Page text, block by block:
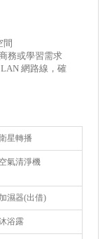
間
務或學習需求
網路線，確
星轉播
空氣清淨機
加濕器(出借)
浴露